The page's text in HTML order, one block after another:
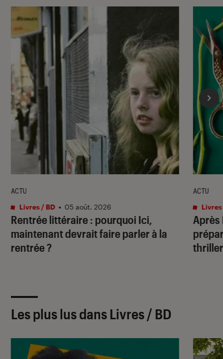
Rentrée littéraire : pourquoi Ici,
maintenant devrait faire parler à la
rentrée ?
ACTU
Livres / BD • 05 août. 2026
Après
ACTU
Livres
Les plus lus dans Livres / BD